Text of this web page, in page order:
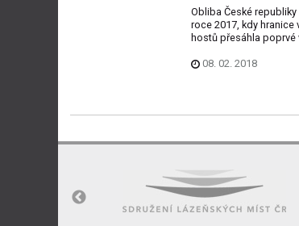
Obliba České
roce 2017, kdy hranice
hostů přesáhla poprvé
08. 02. 2018